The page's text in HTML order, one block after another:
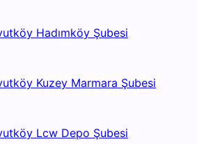
Hadımköy Şubesi
Kuzey Marmara Şubesi
Lcw Depo Şubesi